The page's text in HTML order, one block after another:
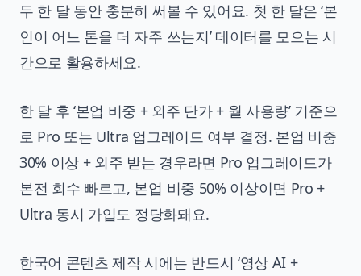
두 한 달 동안 충분히 써볼 수 있어요. 첫 한 달은 ‘본
인이 어느 톤을 더 자주 쓰는지’ 데이터를 모으는 시
간으로 활용하세요.
한 달 후 ‘본업 비중 + 외주 단가 + 월 사용량’ 기준으
로 Pro 또는 Ultra 업그레이드 여부 결정. 본업 비중
30% 이상 + 외주 받는 경우라면 Pro 업그레이드가
본전 회수 빠르고, 본업 비중 50% 이상이면 Pro +
Ultra 동시 가입도 정당화돼요.
한국어 콘텐츠 제작 시에는 반드시 ‘영상 AI +